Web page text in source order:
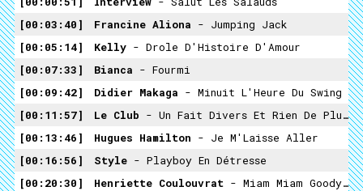
00:03:40
Francine Aliona - Jumping Jack
00:05:14
Kelly - Drole D'Histoire D'Amour
00:07:33
Bianca - Fourmi
00:09:42
Didier Makaga - Minuit L'Heure Du Swing
00:11:57
Le Club - Un Fait Divers Et Rien De Plus (Remix)
00:13:46
Hugues Hamilton - Je M'Laisse Aller
00:16:56
Style - Playboy En Détresse
00:20:30
Henriette Coulouvrat - Miam Miam Goody Goody